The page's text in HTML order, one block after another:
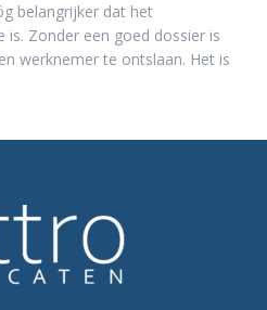
belangrijker dat het
Zonder een goed dossier is
werknemer te ontslaan. Het is